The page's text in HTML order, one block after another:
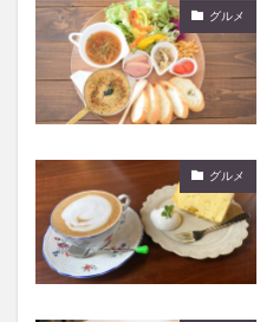
グルメ
グルメ